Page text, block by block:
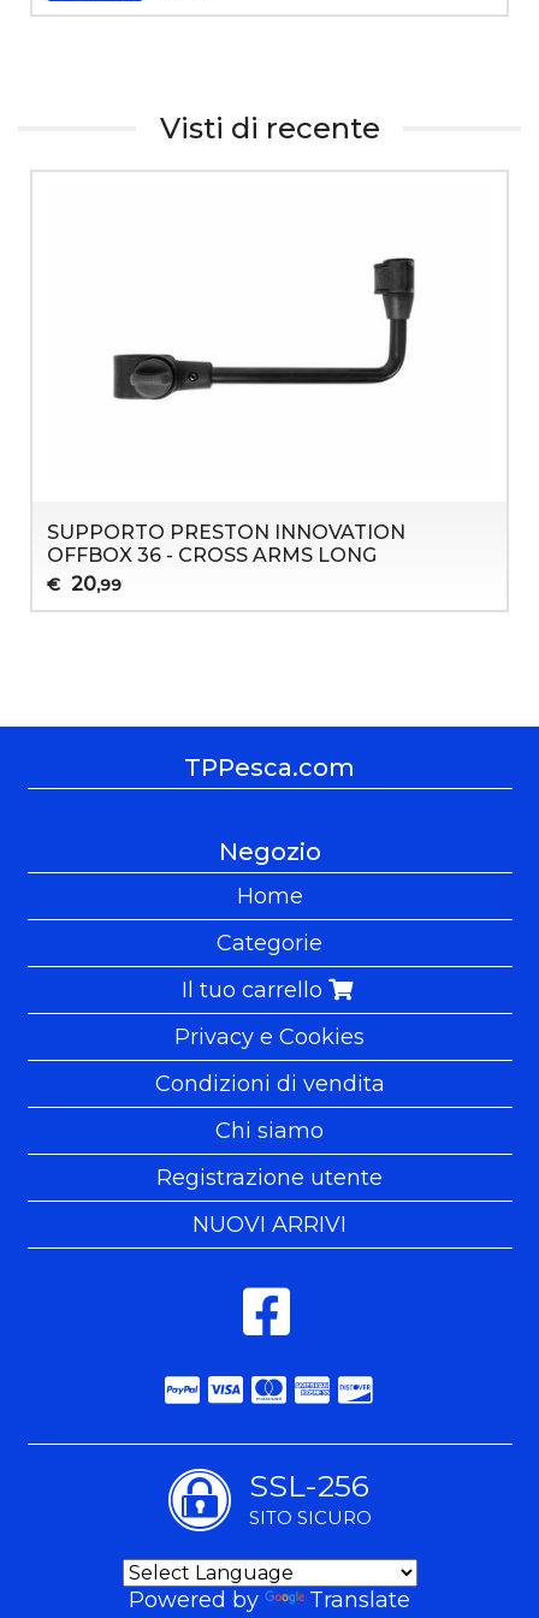
Visti di recente
SUPPORTO PRESTON INNOVATION
OFFBOX 36 - CROSS ARMS LONG
€ 20,99
TPPesca.com
Negozio
Home
Categorie
Il tuo carrello
Privacy e Cookies
Condizioni di vendita
Chi siamo
Registrazione utente
NUOVI ARRIVI
SSL-256
SITO SICURO
Powered by Translate